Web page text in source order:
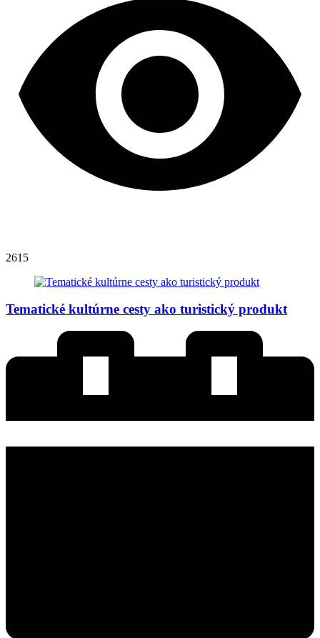
2615
Tematické kultúrne cesty ako turistický produkt